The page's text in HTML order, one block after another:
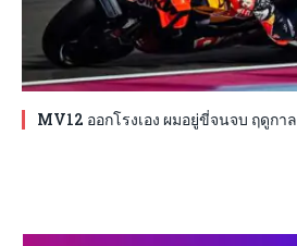
MV12 ออกโรงเอง ผมอยู่ขี่จนจบ ฤดูกาล